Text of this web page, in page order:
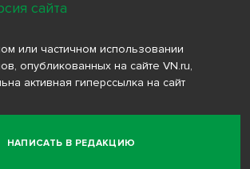
НАПИСАТЬ В РЕДАКЦИЮ
или частичном использовании
опубликованных на сайте VN.ru,
активная гиперссылка на сайт
сайта